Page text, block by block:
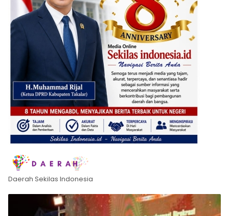
Daerah Sekilas Indonesia